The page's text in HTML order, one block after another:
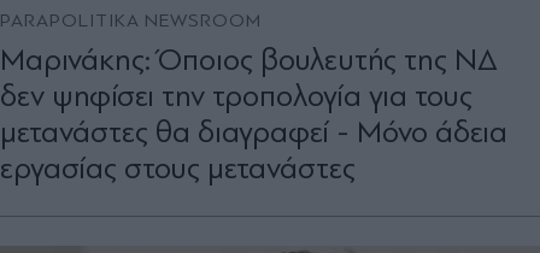
PARAPOLITIKA NEWSROOM
Μαρινάκης: Όποιος βουλευτής της ΝΔ
δεν ψηφίσει την τροπολογία για τους
μετανάστες θα διαγραφεί - Μόνο άδεια
εργασίας στους μετανάστες